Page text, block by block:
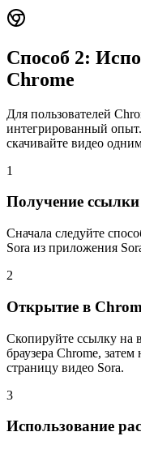
Способ 2:
Chrome
Для пользователей
интегрированный
скачивайте видео
1
Получение ссылки
Сначала следуйте
Sora из приложения
2
Открытие в
Скопируйте ссылку на
браузера Chrome,
страницу видео Sora.
3
Использование